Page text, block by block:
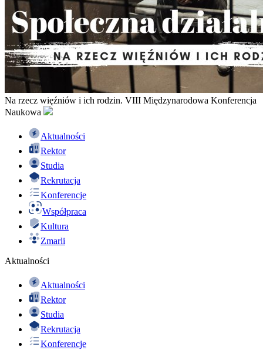
Na rzecz więźniów i ich rodzin. VIII Międzynarodowa Konferencja
Naukowa
Aktualności
Rektor
Studia
Rekrutacja
Konferencje
Współpraca
Kultura
Zmarli
Aktualności
Aktualności
Rektor
Studia
Rekrutacja
Konferencje